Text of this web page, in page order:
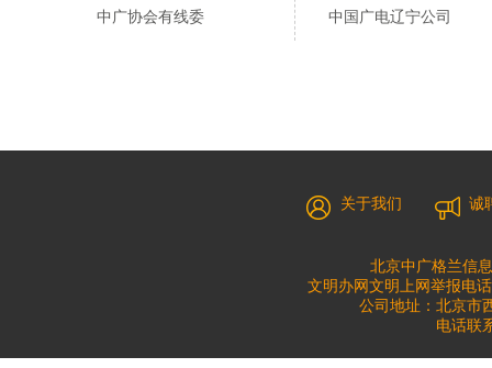
中广协会有线委
中国广电辽宁公司
关于我们 诚
北京中广格兰信
文明办网文明上网举报电
公司地址：北京市
电话联